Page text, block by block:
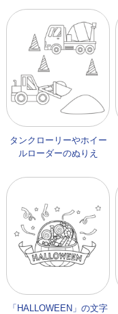
タンクローリーやホイー
ルローダーのぬりえ
「HALLOWEEN」の文字